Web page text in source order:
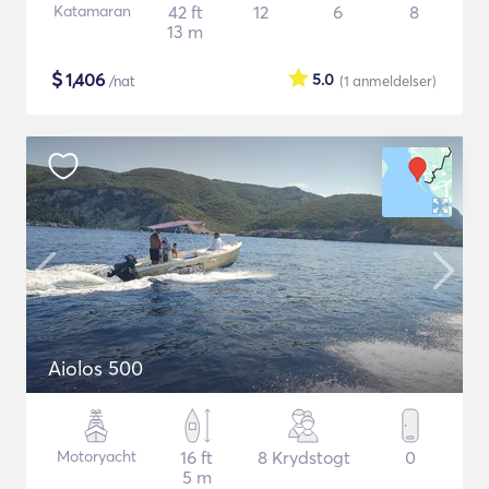
Katamaran
42 ft
13 m
12 6 8
$1,406 /nat (1 anmeldelser)
5.0
Aiolos 500
Motoryacht
16 ft
5 m
8 Krydstogt 0